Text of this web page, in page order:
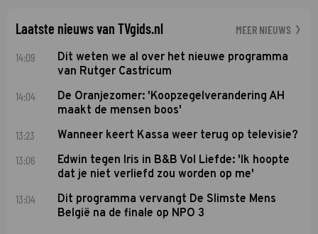
Laatste nieuws van TVgids.nl MEER NIEUWS
14:09
Dit weten we al over het nieuwe programma
van Rutger Castricum
14:04
De Oranjezomer: 'Koopzegelverandering AH
maakt de mensen boos'
13:23 Wanneer keert Kassa weer terug op televisie?
13:06
Edwin tegen Iris in B&B Vol Liefde: 'Ik hoopte
dat je niet verliefd zou worden op me'
13:04
Dit programma vervangt De Slimste Mens
België na de finale op NPO 3